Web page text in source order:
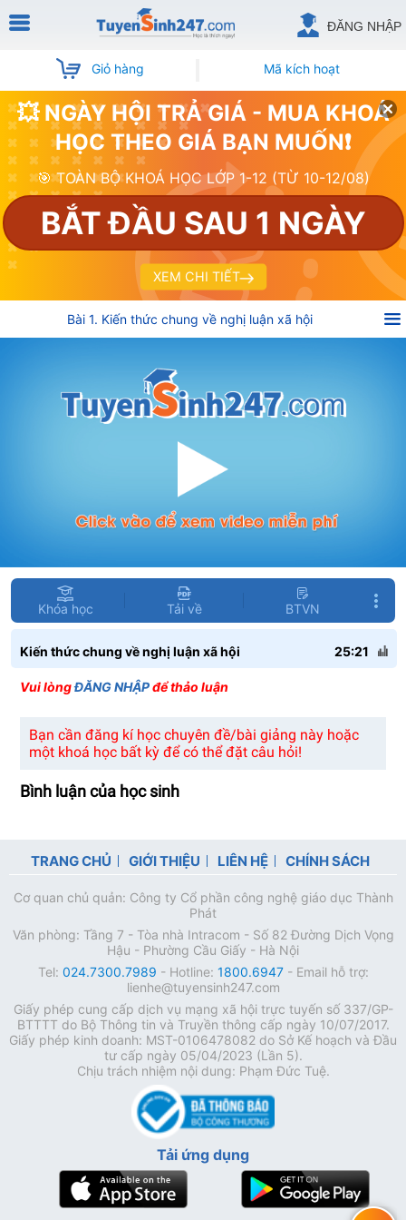
ĐĂNG NHẬP
Giỏ hàng Mã kích hoạt
💥 NGÀY HỘI TRẢ GIÁ - MUA KHOÁ
HỌC THEO GIÁ BẠN MUỐN❗
🎯 TOÀN BỘ KHOÁ HỌC LỚP 1-12 (TỪ 10-12/08)
BẮT ĐẦU SAU 1 NGÀY
XEM CHI TIẾT
Bài 1. Kiến thức chung về nghị luận xã hội
Khóa học Tải về BTVN
Kiến thức chung về nghị luận xã hội 25:21
Vui lòngĐĂNG NHẬPđể thảo luận
Bạn cần đăng kí học chuyên đề/bài giảng này hoặc
một khoá học bất kỳ để có thể đặt câu hỏi!
Bình luận của học sinh
TRANG CHỦ GIỚI THIỆU LIÊN HỆ CHÍNH SÁCH
Cơ quan chủ quản: Công ty Cổ phần công nghệ giáo dục Thành
Phát
Văn phòng: Tầng 7 - Tòa nhà Intracom - Số 82 Đường Dịch Vọng
Hậu - Phường Cầu Giấy - Hà Nội
Tel: 024.7300.7989 - Hotline: 1800.6947- Email hỗ trợ:
lienhe@tuyensinh247.com
Giấy phép cung cấp dịch vụ mạng xã hội trực tuyến số 337/GP-
BTTTT do Bộ Thông tin và Truyền thông cấp ngày 10/07/2017.
Giấy phép kinh doanh: MST-0106478082 do Sở Kế hoạch và Đầu
tư cấp ngày 05/04/2023 (Lần 5).
Chịu trách nhiệm nội dung: Phạm Đức Tuệ.
Tải ứng dụng